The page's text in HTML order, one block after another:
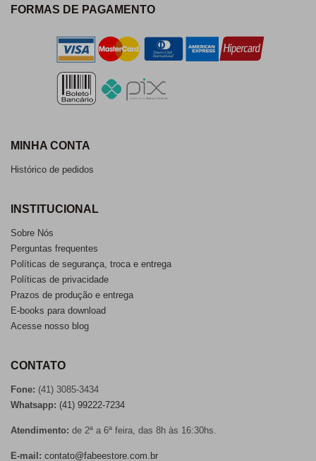
FORMAS DE PAGAMENTO
MINHA CONTA
Histórico de pedidos
INSTITUCIONAL
Sobre Nós
Perguntas frequentes
Políticas de segurança, troca e entrega
Políticas de privacidade
Prazos de produção e entrega
E-books para download
Acesse nosso blog
CONTATO
Fone: (41) 3085-3434
Whatsapp: (41) 99222-7234
Atendimento: de 2ª a 6ª feira, das 8h às 16:30hs.
E-mail: contato@fabeestore.com.br